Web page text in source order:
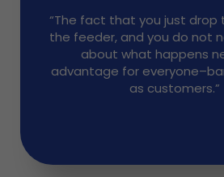
“The fact that you just drop
the feeder, and you do not
about what happens
advantage for
as customers.”